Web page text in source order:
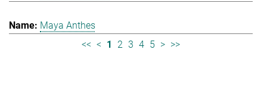
Maya Anthes
<< < 1 2 3 4 5 > >>